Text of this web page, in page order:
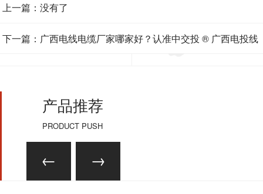
上一篇：没有了
下一篇：广西电线电缆厂家哪家好？认准中交投 ® 广西电投线
产品推荐
PRODUCT PUSH